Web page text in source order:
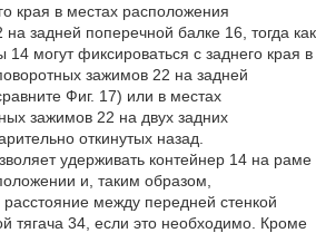
края в местах расположения
задней поперечной балке 16, тогда как
могут фиксироваться с заднего края в
зажимов 22 на задней
Фиг. 17) или в местах
зажимов 22 на двух задних
откинутых назад.
удерживать контейнер 14 на раме
и, таким образом,
между передней стенкой
тягача 34, если это необходимо. Кроме